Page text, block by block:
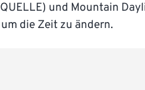
und Mountain
die Zeit zu ändern.